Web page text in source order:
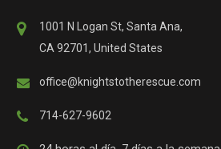
1001 N Logan St, Santa Ana,
CA 92701, United States
office@knightstotherescue.com
714-627-9602